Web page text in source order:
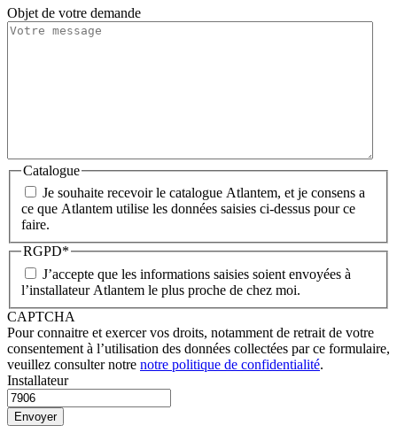
Objet de votre demande
Catalogue
Je souhaite recevoir le catalogue Atlantem, et je consens a
ce que Atlantem utilise les données saisies ci-dessus pour ce
faire.
RGPD*
J’accepte que les informations saisies soient envoyées à
l’installateur Atlantem le plus proche de chez moi.
CAPTCHA
Pour connaitre et exercer vos droits, notamment de retrait de votre
consentement à l’utilisation des données collectées par ce formulaire,
veuillez consulter notre notre politique de confidentialité.
Installateur